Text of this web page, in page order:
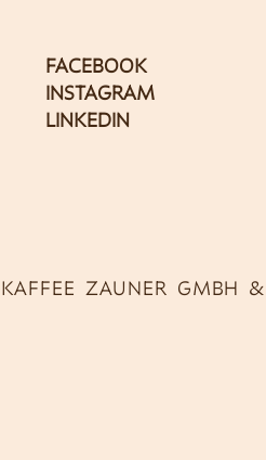
FACEBOOK
INSTAGRAM
LINKEDIN
ZAUNER GMBH &